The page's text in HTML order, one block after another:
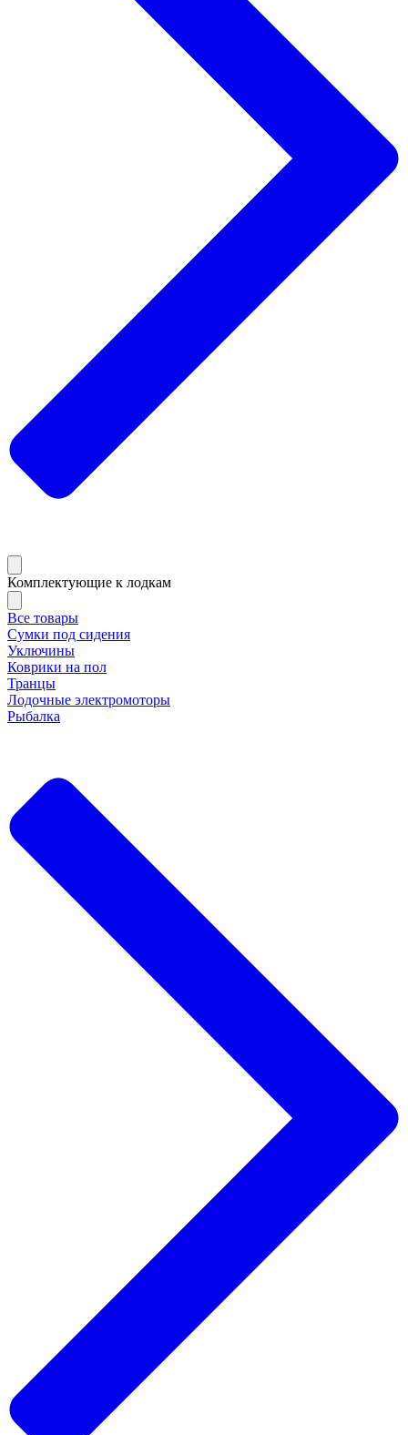
Комплектующие к лодкам
Все товары
Сумки под сидения
Уключины
Коврики на пол
Транцы
Лодочные электромоторы
Рыбалка